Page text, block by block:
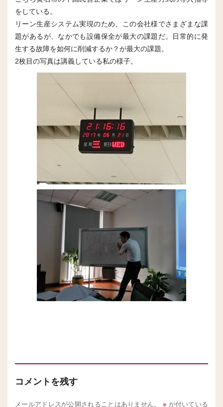
をしている。
リーン生産システム実現のため、この会社様でさまざまな課
題があるが、なかでも設備保全が最大の課題だ。日常的に発
生する故障を如何に削減するか？が最大の課題。
2枚目の写真は講義している私の様子。
コメントを残す
メールアドレスが公開されることはありません。 ※ が付いている